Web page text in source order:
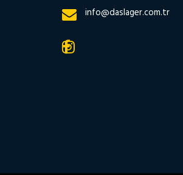
info@daslager.com.tr